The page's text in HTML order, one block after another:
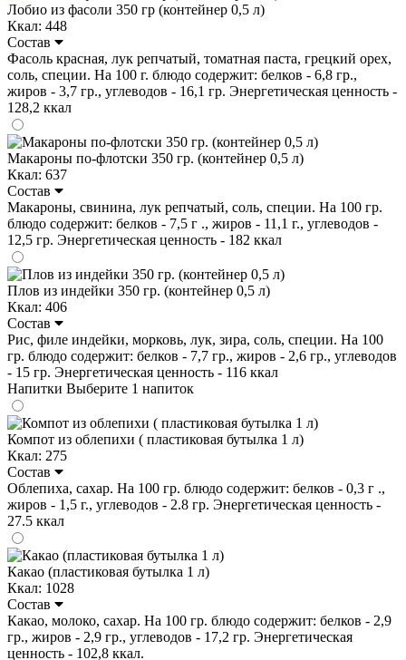
Лобио из фасоли 350 гр (контейнер 0,5 л)
Ккал: 448
Состав
Фасоль красная, лук репчатый, томатная паста, грецкий орех,
соль, специи. На 100 г. блюдо содержит: белков - 6,8 гр.,
жиров - 3,7 гр., углеводов - 16,1 гр. Энергетическая ценность -
128,2 ккал
Макароны по-флотски 350 гр. (контейнер 0,5 л)
Ккал: 637
Состав
Макароны, свинина, лук репчатый, соль, специи. На 100 гр.
блюдо содержит: белков - 7,5 г ., жиров - 11,1 г., углеводов -
12,5 гр. Энергетическая ценность - 182 ккал
Плов из индейки 350 гр. (контейнер 0,5 л)
Ккал: 406
Состав
Рис, филе индейки, морковь, лук, зира, соль, специи. На 100
гр. блюдо содержит: белков - 7,7 гр., жиров - 2,6 гр., углеводов
- 15 гр. Энергетическая ценность - 116 ккал
Напитки Выберите 1 напиток
Компот из облепихи ( пластиковая бутылка 1 л)
Ккал: 275
Состав
Облепиха, сахар. На 100 гр. блюдо содержит: белков - 0,3 г .,
жиров - 1,5 г., углеводов - 2.8 гр. Энергетическая ценность -
27.5 ккал
Какао (пластиковая бутылка 1 л)
Ккал: 1028
Состав
Какао, молоко, сахар. На 100 гр. блюдо содержит: белков - 2,9
гр., жиров - 2,9 гр., углеводов - 17,2 гр. Энергетическая
ценность - 102,8 ккал.